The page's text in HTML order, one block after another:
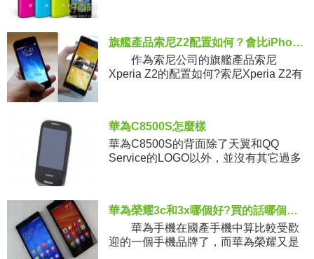
旗艦產品索尼Z2配置如何？會比iPhone 5s差？
作為索尼公司的旗艦產品索尼
Xperia Z2的配置如何?索尼Xperia Z2有
華為C8500S怎麼樣
華為C8500S的背面除了天翼和QQ
Service的LOGO以外，並沒有其它過多
華為榮耀3c和3x哪個好?買的話哪個更劃算?
華為手機在國產手機中算比較受歡
迎的一個手機品牌了，而華為榮耀又是